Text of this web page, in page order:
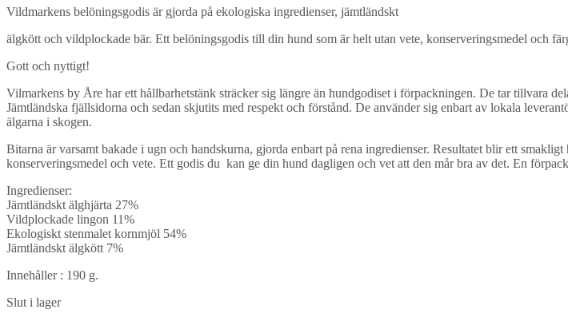
Vildmarkens belöningsgodis är gjorda på ekologiska ingredienser, jämtländskt
älgkött och vildplockade bär. Ett belöningsgodis till din hund som är helt utan vete, konserveringsmedel och
Gott och nyttigt!
Vilmarkens by Åre har ett hållbarhetstänk sträcker sig längre än hundgodiset i förpackningen. De tar tillvara
Jämtländska fjällsidorna och sedan skjutits med respekt och förstånd. De använder sig enbart av lokala
älgarna i skogen.
Bitarna är varsamt bakade i ugn och handskurna, gjorda enbart på rena ingredienser. Resultatet blir ett
konserveringsmedel och vete. Ett godis du kan ge din hund dagligen och vet att den mår bra av det. En
Ingredienser:
Jämtländskt älghjärta 27%
Vildplockade lingon 11%
Ekologiskt stenmalet kornmjöl 54%
Jämtländskt älgkött 7%
Innehåller : 190 g.
Slut i lager